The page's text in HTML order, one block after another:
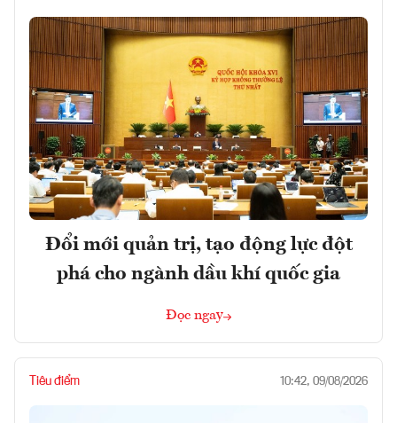
Đổi mới quản trị, tạo động lực đột
phá cho ngành dầu khí quốc gia
Đọc ngay
Tiêu điểm 10:42, 09/08/2026